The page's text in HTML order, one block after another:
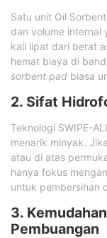
Satu unit Oil
dan volume internal
kali lipat dari berat
hemat biaya di
sorbent pad biasa
2. Sifat
Teknologi SWIPE-
menarik minyak.
atau di atas
hanya fokus
untuk pembersihan
3.
Pembuangan